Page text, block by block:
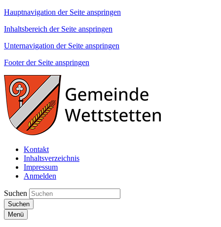
Hauptnavigation der Seite anspringen
Inhaltsbereich der Seite anspringen
Unternavigation der Seite anspringen
Footer der Seite anspringen
Kontakt
Inhaltsverzeichnis
Impressum
Anmelden
Suchen
Suchen
Menü